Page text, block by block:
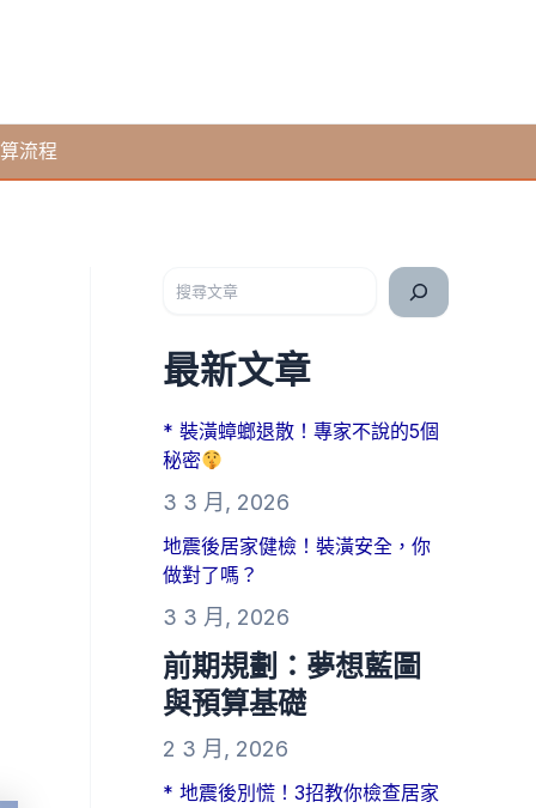
流程
最新文章
* 裝潢蟑螂退散！專家不說的5個
秘密
3 3 月, 2026
地震後居家健檢！裝潢安全，你
做對了嗎？
3 3 月, 2026
前期規劃：夢想藍圖
與預算基礎
2 3 月, 2026
* 地震後別慌！3招教你檢查居家